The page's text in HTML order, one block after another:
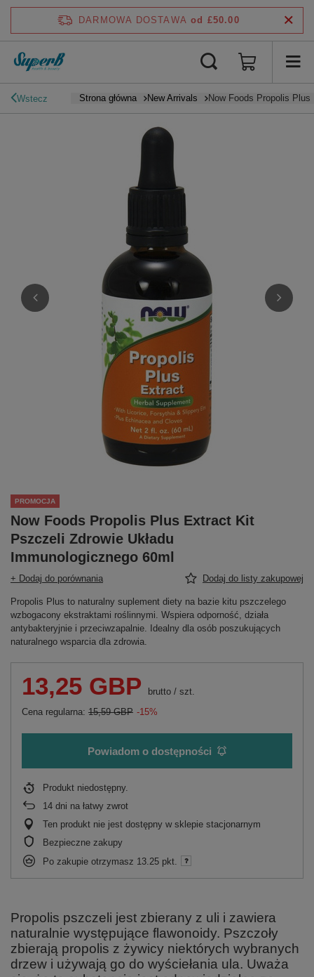
DARMOWA DOSTAWA od £50.00
Wstecz Strona główna New Arrivals Now Foods Propolis
PROMOCJA
Now Foods Propolis Plus Extract Kit
Pszczeli Zdrowie Układu
Immunologicznego 60ml
+ Dodaj do porównania Dodaj do listy zakupowej
Propolis Plus to naturalny suplement diety na bazie kitu pszczelego
wzbogacony ekstraktami roślinnymi. Wspiera odporność, działa
antybakteryjnie i przeciwzapalnie. Idealny dla osób poszukujących
naturalnego wsparcia dla zdrowia.
13,25 GBP brutto / szt.
Cena regularna: 15,59 GBP -15%
Powiadom o dostępności
Produkt niedostępny
14 dni na łatwy zwrot
Ten produkt nie jest dostępny w sklepie stacjonarnym
Bezpieczne zakupy
Po zakupie otrzymasz 13.25 pkt.
Propolis pszczeli jest zbierany z uli i zawiera
naturalnie występujące flawonoidy. Pszczoły
zbierają propolis z żywicy niektórych wybranych
drzew i używają go do wyściełania ula. Uważa